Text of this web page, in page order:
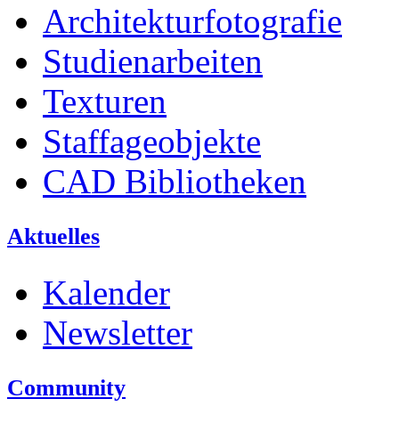
Architekturfotografie
Studienarbeiten
Texturen
Staffageobjekte
CAD Bibliotheken
Aktuelles
Kalender
Newsletter
Community